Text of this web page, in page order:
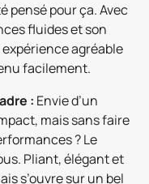
pensé pour ça. Avec
fluides et son
agréable
facilement.
: Envie d’un
mais sans faire
? Le
Pliant, élégant et
s’ouvre sur un bel